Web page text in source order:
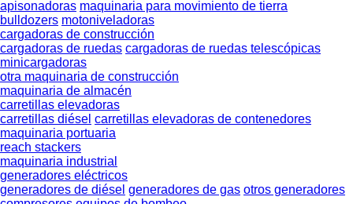
apisonadoras maquinaria para movimiento de tierra
bulldozers motoniveladoras
cargadoras de construcción
cargadoras de ruedas cargadoras de ruedas telescópicas
minicargadoras
otra maquinaria de construcción
maquinaria de almacén
carretillas elevadoras
carretillas diésel carretillas elevadoras de contenedores
maquinaria portuaria
reach stackers
maquinaria industrial
generadores eléctricos
generadores de diésel generadores de gas otros generadores